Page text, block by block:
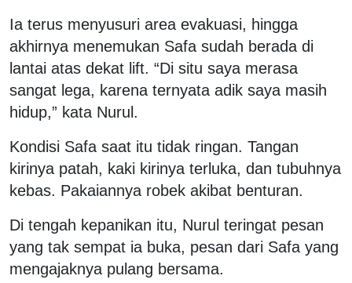
Ia terus menyusuri area evakuasi, hingga
akhirnya menemukan Safa sudah berada di
lantai atas dekat lift. “Di situ saya merasa
sangat lega, karena ternyata adik saya masih
hidup,” kata Nurul.
Kondisi Safa saat itu tidak ringan. Tangan
kirinya patah, kaki kirinya terluka, dan tubuhnya
kebas. Pakaiannya robek akibat benturan.
Di tengah kepanikan itu, Nurul teringat pesan
yang tak sempat ia buka, pesan dari Safa yang
mengajaknya pulang bersama.